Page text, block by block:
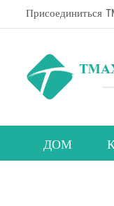
Присоединиться
ДОМ